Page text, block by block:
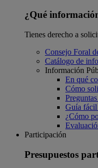
¿Qué
Tienes derecho a
Consejo Foral
Catálogo de
Información
En qué
Cómo
Guía fácil
¿Cómo
Participación
Presupuestos